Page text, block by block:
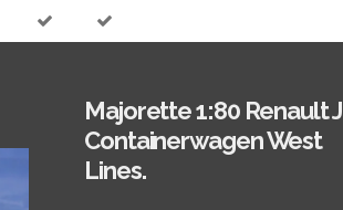
Majorette 1:80 Renault J
Containerwagen West
Lines.